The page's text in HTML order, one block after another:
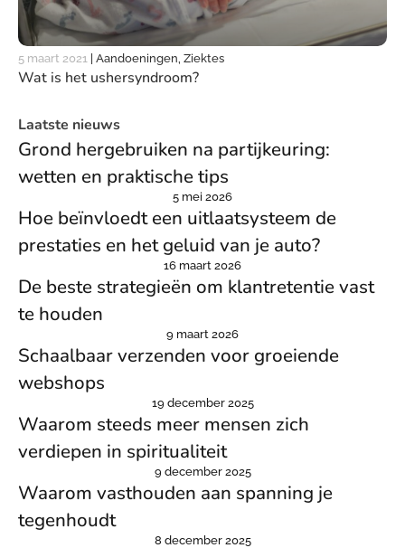
5 maart 2021 Aandoeningen, Ziektes
Wat is het ushersyndroom?
Laatste nieuws
Grond hergebruiken na partijkeuring:
wetten en praktische tips
5 mei 2026
Hoe beïnvloedt een uitlaatsysteem de
prestaties en het geluid van je auto?
16 maart 2026
De beste strategieën om klantretentie vast
te houden
9 maart 2026
Schaalbaar verzenden voor groeiende
webshops
19 december 2025
Waarom steeds meer mensen zich
verdiepen in spiritualiteit
9 december 2025
Waarom vasthouden aan spanning je
tegenhoudt
8 december 2025